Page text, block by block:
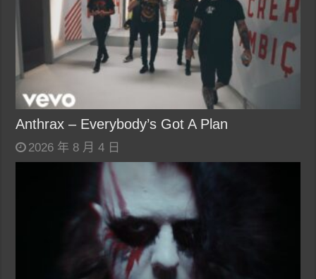
Anthrax – Everybody’s Got A Plan
2026 年 8 月 4 日